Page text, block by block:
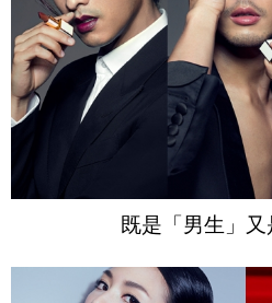
既是「男生」又